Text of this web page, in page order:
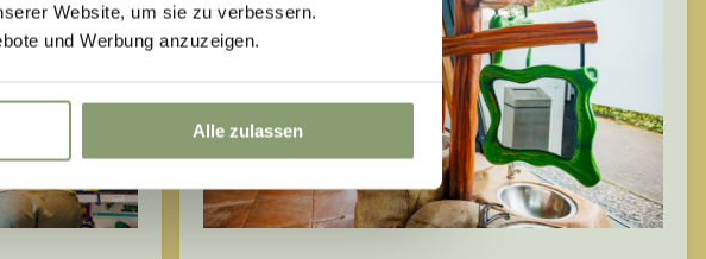
Website, um sie zu verbessern.
und Werbung anzuzeigen.
Alle zulassen